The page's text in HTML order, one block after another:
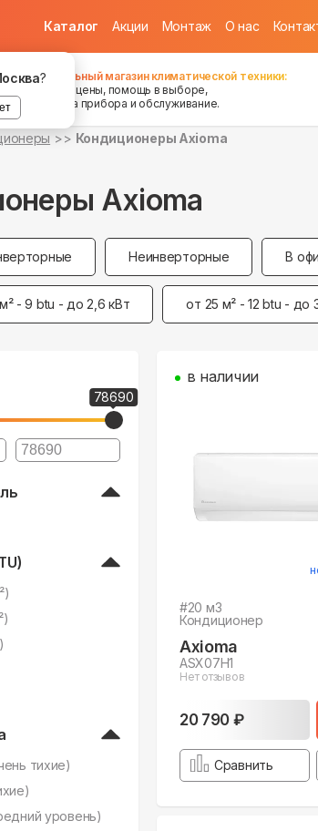
?
Каталог Акции Монтаж О нас
Федеральный магазин климатической техники:
хорошие цены, помощь в выборе,
установка прибора и обслуживание.
Кондиционеры Axioma
Axioma
Неинверторные В
- 9 btu - до 2,6 кВт от 25 м² - 12 btu - до
78690
тихие)
уровень)
#20 м3
Кондиционер
Axioma
ASX07H1
Нет отзывов
20 790 ₽
в наличии
Сравнить